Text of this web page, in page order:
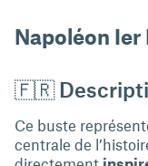
Napoléon
🇫🇷
Ce buste
centrale de